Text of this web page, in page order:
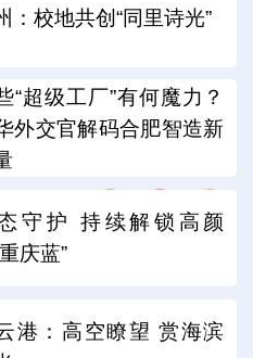
实。（广西云-广西日
）
编辑：林姗婷
：校地共创“同里诗光”
“超级工厂”有何魔力？
外交官解码合肥智造新
守护 持续解锁高颜
庆蓝”
港：高空瞭望 赏海滨